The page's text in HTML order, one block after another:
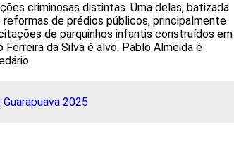
criminosas distintas. Uma delas, batizada
de prédios públicos, principalmente
de parquinhos infantis construídos em
Ferreira da Silva é alvo. Pablo Almeida é